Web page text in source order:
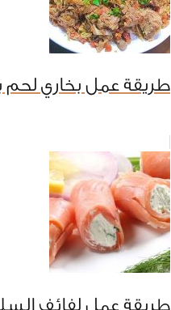
طريقة عمل بخاري لحم
طريقة عمل لفائف